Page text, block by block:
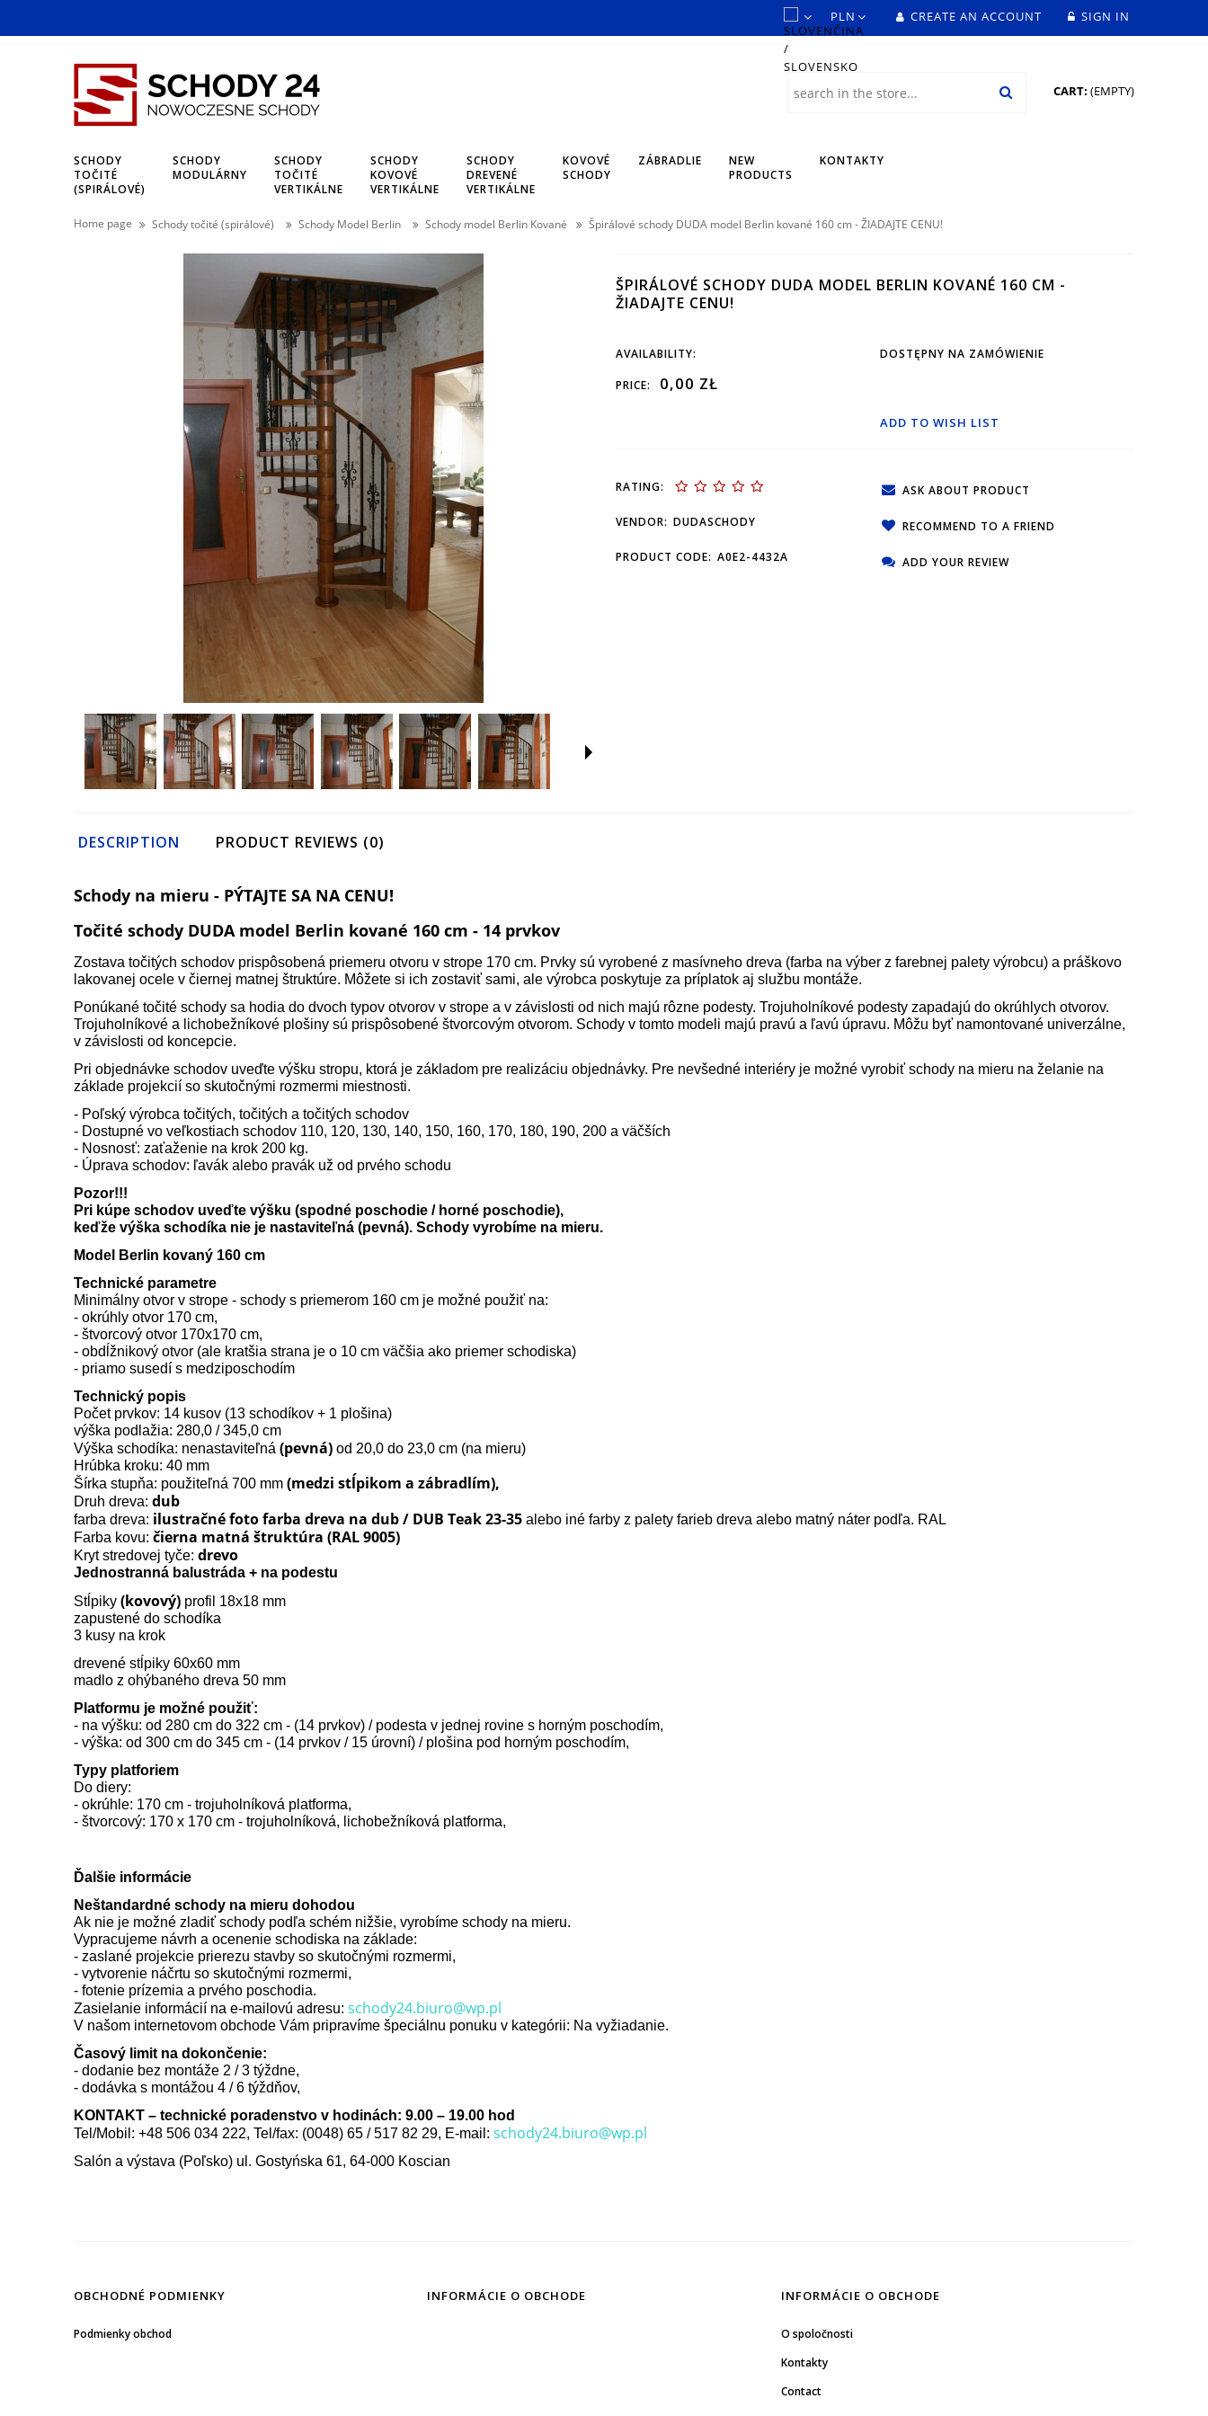
CREATE AN ACCOUNT SIGN IN
CART: (EMPTY)
SCHODY
TOČITÉ
(SPIRÁLOVÉ)
SCHODY
MODULÁRNY
SCHODY
TOČITÉ
VERTIKÁLNE
SCHODY
KOVOVÉ
VERTIKÁLNE
SCHODY
DREVENÉ
VERTIKÁLNE
KOVOVÉ
SCHODY
ZÁBRADLIE
NEW
PRODUCTS
KONTAKTY
Home page Schody točité (spirálové) Schody Model Berlin Schody model Berlin Kované Špirálové schody DUDA model Berlin kované 160 cm - ŽIADAJTE CENU!
ŠPIRÁLOVÉ SCHODY DUDA MODEL BERLIN KOVANÉ 160 CM -
ŽIADAJTE CENU!
AVAILABILITY: DOSTĘPNY NA ZAMÓWIENIE
PRICE: 0,00 ZŁ
ADD TO WISH LIST
RATING:
VENDOR: DUDASCHODY
PRODUCT CODE: A0E2-4432A
ASK ABOUT PRODUCT
RECOMMEND TO A FRIEND
ADD YOUR REVIEW
DESCRIPTION PRODUCT REVIEWS (0)
Schody na mieru - PÝTAJTE SA NA CENU!
Točité schody DUDA model Berlin kované 160 cm - 14 prvkov
Zostava točitých schodov prispôsobená priemeru otvoru v strope 170 cm. Prvky sú vyrobené z masívneho dreva (farba na výber z farebnej palety výrobcu) a práškovo
lakovanej ocele v čiernej matnej štruktúre. Môžete si ich zostaviť sami, ale výrobca poskytuje za príplatok aj službu montáže.
Ponúkané točité schody sa hodia do dvoch typov otvorov v strope a v závislosti od nich majú rôzne podesty. Trojuholníkové podesty zapadajú do okrúhlych otvorov.
Trojuholníkové a lichobežníkové plošiny sú prispôsobené štvorcovým otvorom. Schody v tomto modeli majú pravú a ľavú úpravu. Môžu byť namontované univerzálne,
v závislosti od koncepcie.
Pri objednávke schodov uveďte výšku stropu, ktorá je základom pre realizáciu objednávky. Pre nevšedné interiéry je možné vyrobiť schody na mieru na želanie na
základe projekcií so skutočnými rozmermi miestnosti.
- Poľský výrobca točitých, točitých a točitých schodov
- Dostupné vo veľkostiach schodov 110, 120, 130, 140, 150, 160, 170, 180, 190, 200 a väčších
- Nosnosť: zaťaženie na krok 200 kg.
- Úprava schodov: ľavák alebo pravák už od prvého schodu
Pozor!!!
Pri kúpe schodov uveďte výšku (spodné poschodie / horné poschodie),
keďže výška schodíka nie je nastaviteľná (pevná). Schody vyrobíme na mieru.
Model Berlin kovaný 160 cm
Technické parametre
Minimálny otvor v strope - schody s priemerom 160 cm je možné použiť na:
- okrúhly otvor 170 cm,
- štvorcový otvor 170x170 cm,
- obdĺžnikový otvor (ale kratšia strana je o 10 cm väčšia ako priemer schodiska)
- priamo susedí s medziposchodím
Technický popis
Počet prvkov: 14 kusov (13 schodíkov + 1 plošina)
výška podlažia: 280,0 / 345,0 cm
Výška schodíka: nenastaviteľná (pevná) od 20,0 do 23,0 cm (na mieru)
Hrúbka kroku: 40 mm
Šírka stupňa: použiteľná 700 mm (medzi stĺpikom a zábradlím),
Druh dreva: dub
farba dreva: ilustračné foto farba dreva na dub / DUB Teak 23-35 alebo iné farby z palety farieb dreva alebo matný náter podľa. RAL
Farba kovu: čierna matná štruktúra (RAL 9005)
Kryt stredovej tyče: drevo
Jednostranná balustráda + na podestu
Stĺpiky (kovový) profil 18x18 mm
zapustené do schodíka
3 kusy na krok
drevené stĺpiky 60x60 mm
madlo z ohýbaného dreva 50 mm
Platformu je možné použiť:
- na výšku: od 280 cm do 322 cm - (14 prvkov) / podesta v jednej rovine s horným poschodím,
- výška: od 300 cm do 345 cm - (14 prvkov / 15 úrovní) / plošina pod horným poschodím,
Typy platforiem
Do diery:
- okrúhle: 170 cm - trojuholníková platforma,
- štvorcový: 170 x 170 cm - trojuholníková, lichobežníková platforma,
Ďalšie informácie
Neštandardné schody na mieru dohodou
Ak nie je možné zladiť schody podľa schém nižšie, vyrobíme schody na mieru.
Vypracujeme návrh a ocenenie schodiska na základe:
- zaslané projekcie prierezu stavby so skutočnými rozmermi,
- vytvorenie náčrtu so skutočnými rozmermi,
- fotenie prízemia a prvého poschodia.
Zasielanie informácií na e-mailovú adresu: schody24.biuro@wp.pl
V našom internetovom obchode Vám pripravíme špeciálnu ponuku v kategórii: Na vyžiadanie.
Časový limit na dokončenie:
- dodanie bez montáže 2 / 3 týždne,
- dodávka s montážou 4 / 6 týždňov,
KONTAKT – technické poradenstvo v hodinách: 9.00 – 19.00 hod
Tel/Mobil: +48 506 034 222, Tel/fax: (0048) 65 / 517 82 29, E-mail: schody24.biuro@wp.pl
Salón a výstava (Poľsko) ul. Gostyńska 61, 64-000 Koscian
OBCHODNÉ PODMIENKY
Podmienky obchod
INFORMÁCIE O OBCHODE INFORMÁCIE O OBCHODE
O spoločnosti
Kontakty
Contact